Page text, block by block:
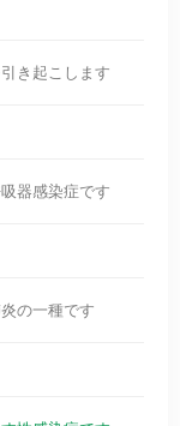
き起こします
器感染症です
の一種です